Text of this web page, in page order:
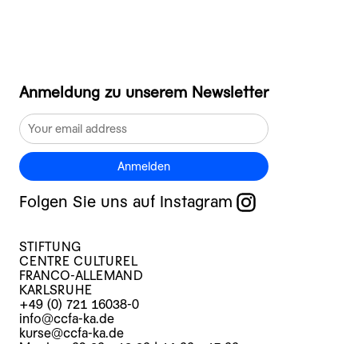
Anmeldung zu unserem Newsletter
Anmelden
Folgen Sie uns auf Instagram
STIFTUNG
CENTRE CULTUREL
FRANCO-ALLEMAND
KARLSRUHE
+49 (0) 721 16038-0
info@ccfa-ka.de
kurse@ccfa-ka.de